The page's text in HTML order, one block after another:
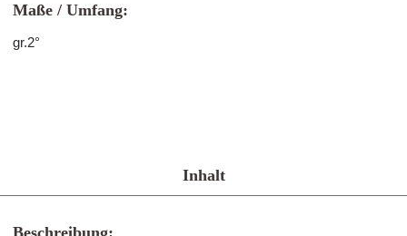
Maße / Umfang:
gr.2°
Inhalt
Beschreibung: